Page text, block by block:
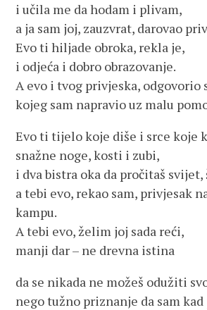
i učila me da hodam i plivam,
a ja sam joj, zauzvrat, darovao
Evo ti hiljade obroka, rekla je,
i odjeća i dobro obrazovanje.
A evo i tvog privjeska, odgovorio
kojeg sam napravio uz malu
Evo ti tijelo koje diše i srce koje
snažne noge, kosti i zubi,
i dva bistra oka da pročitaš svijet,
a tebi evo, rekao sam, privjesak
kampu.
A tebi evo, želim joj sada reći,
manji dar – ne drevna istina
da se nikada ne možeš odužiti
nego tužno priznanje da sam